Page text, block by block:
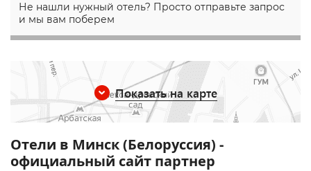
Не нашли нужный отель? Просто отправьте запрос
и мы вам поберем
Показать на карте
Отели в Минск (Белоруссия) -
официальный сайт партнер